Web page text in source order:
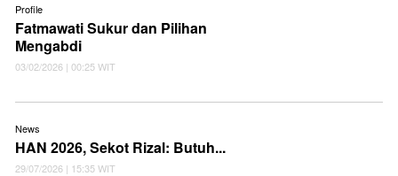
Profile
Fatmawati Sukur dan Pilihan
Mengabdi
03/02/2026 | 00:25 WIT
News
HAN 2026, Sekot Rizal: Butuh...
29/07/2026 | 15:35 WIT